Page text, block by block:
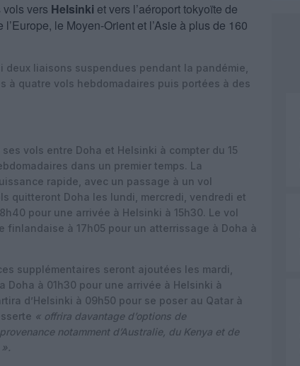
vers Helsinki et vers l’aéroport tokyoïte de
le Moyen-Orient et l’Asie à plus de 160
liaisons suspendues pendant la pandémie,
à quatre vols hebdomadaires puis portées à des
vols entre Doha et Helsinki à compter du 15
dans un premier temps. La
rapide, avec un passage à un vol
quitteront Doha les lundi, mercredi, vendredi et
pour une arrivée à Helsinki à 15h30. Le vol
finlandaise à 17h05 pour un atterrissage à Doha à
supplémentaires seront ajoutées les mardi,
Doha à 01h30 pour une arrivée à Helsinki à
d’Helsinki à 09h50 pour se poser au Qatar à
« offrira davantage d’options de
notamment d’Australie, du Kenya et de